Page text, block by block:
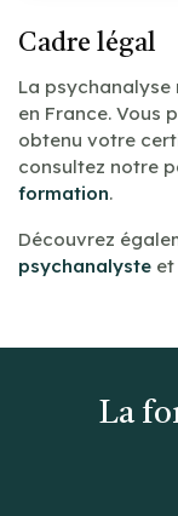
Cadre légal
La psychanalyse
en France. Vous
obtenu votre
consultez notre
formation.
Découvrez
psychanalyste et
La